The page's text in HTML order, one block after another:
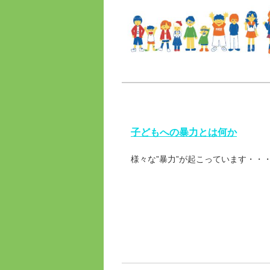
子どもへの暴力とは何か
様々な”暴力”が起こっています・・